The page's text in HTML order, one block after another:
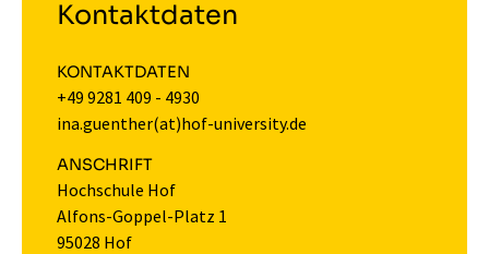
Kontaktdaten
KONTAKTDATEN
+49 9281 409 - 4930
ina.guenther(at)hof-university.de
ANSCHRIFT
Hochschule Hof
Alfons-Goppel-Platz 1
95028 Hof